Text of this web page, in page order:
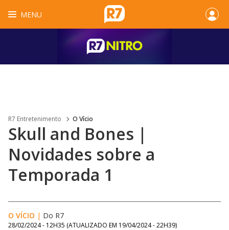
MENU
R7 Entretenimento O Vício
Skull and Bones |
Novidades sobre a
Temporada 1
O VÍCIO | Do R7
28/02/2024 - 12H35 (ATUALIZADO EM 19/04/2024 - 22H39)